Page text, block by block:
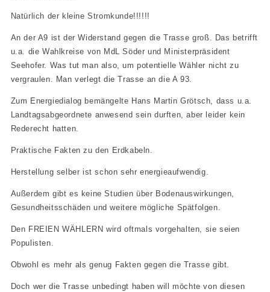
Natürlich der kleine Stromkunde!!!!!!
An der A9 ist der Widerstand gegen die Trasse groß. Das betrifft
u.a. die Wahlkreise von MdL Söder und Ministerpräsident
Seehofer. Was tut man also, um potentielle Wähler nicht zu
vergraulen. Man verlegt die Trasse an die A 93.
Zum Energiedialog bemängelte Hans Martin Grötsch, dass u.a.
Landtagsabgeordnete anwesend sein durften, aber leider kein
Rederecht hatten.
Praktische Fakten zu den Erdkabeln.
Herstellung selber ist schon sehr energieaufwendig.
Außerdem gibt es keine Studien über Bodenauswirkungen,
Gesundheitsschäden und weitere mögliche Spätfolgen.
Den FREIEN WÄHLERN wird oftmals vorgehalten, sie seien
Populisten.
Obwohl es mehr als genug Fakten gegen die Trasse gibt.
Doch wer die Trasse unbedingt haben will möchte von diesen